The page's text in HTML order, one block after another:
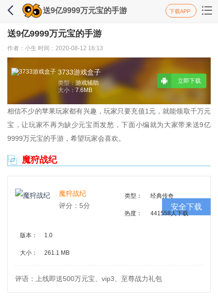
送9亿9999万元宝的手游 下载APP
送9亿9999万元宝的手游
作者：小生 时间：2020-08-12 16:13
3733游戏盒子
类型：游戏辅助
大小：7.6MB
立即下载
相信不少的苹果玩家都有兴趣，玩家只要充值1元，就能领取千万元
宝，让玩家不再为缺少元宝而发愁，下面小编就为大家带来送9亿
9999万元宝的手游，希望玩家会喜欢。
魔狩战纪
魔狩战纪
评分：5分
类型： 经典传奇
热度： 441558人下载
版本： 1.0
大小： 261.1 MB
安全下载
评语：上线即送500万元宝、vip3、至尊战力礼包